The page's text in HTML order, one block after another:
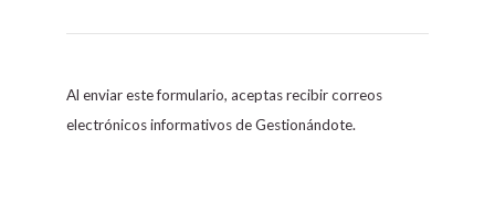
o
s
t
Al enviar este formulario, aceptas recibir correos
electrónicos informativos de Gestionándote.